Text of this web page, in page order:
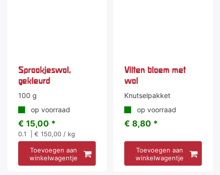
Sprookjeswol,
gekleurd
100 g
op voorraad
€ 15,00 *
0.1 | € 150,00 / kg
Toevoegen aan
winkelwagentje
Vilten bloem met
wol
Knutselpakket
op voorraad
€ 8,80 *
Toevoegen aan
winkelwagentje